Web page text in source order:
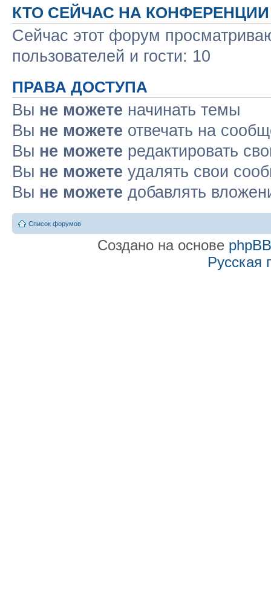
КТО СЕЙЧАС НА КОНФЕРЕНЦИИ
Сейчас этот форум
пользователей и гости: 10
ПРАВА ДОСТУПА
Вы не можете начинать темы
Вы не можете отвечать на
Вы не можете редактировать
Вы не можете удалять свои
Вы не можете добавлять
Список форумов
Создано на основе phpBB
Русская